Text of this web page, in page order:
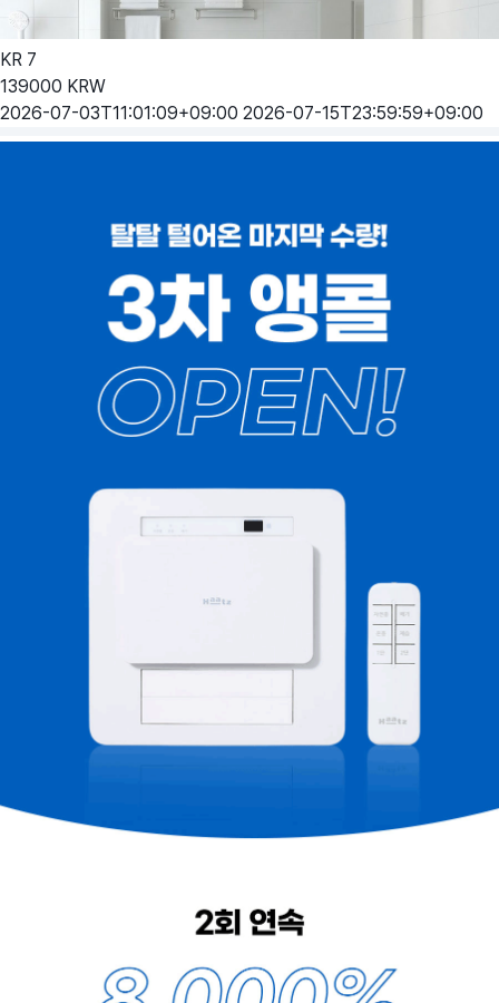
KR 7
139000 KRW
2026-07-03T11:01:09+09:00 2026-07-15T23:59:59+09:00